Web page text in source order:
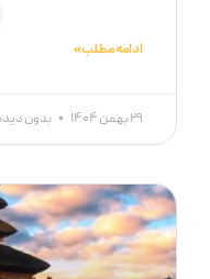
ادامه مطلب »
۲۹ بهمن ۱۴۰۴ بدون